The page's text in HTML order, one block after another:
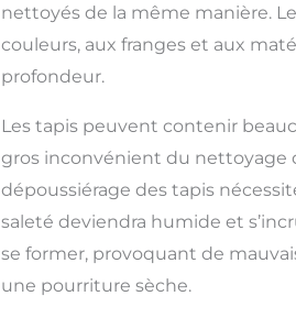
nettoyés de la même manière.
couleurs, aux franges et aux
profondeur.
Les tapis peuvent contenir
gros inconvénient du nettoyage
dépoussiérage des tapis
saleté deviendra humide et
se former, provoquant de
une pourriture sèche.